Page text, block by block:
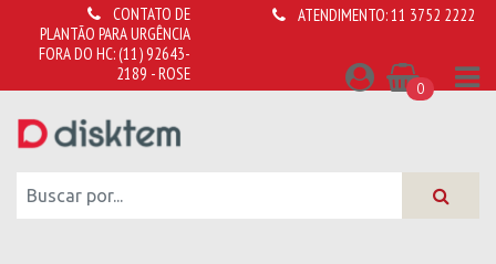
CONTATO DE
PLANTÃO PARA URGÊNCIA
FORA DO HC:(11) 92643-
2189 - ROSE
ATENDIMENTO:11 3752 2222
0